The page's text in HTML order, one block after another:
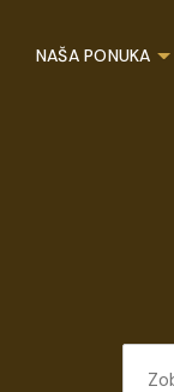
NAŠA PONUKA